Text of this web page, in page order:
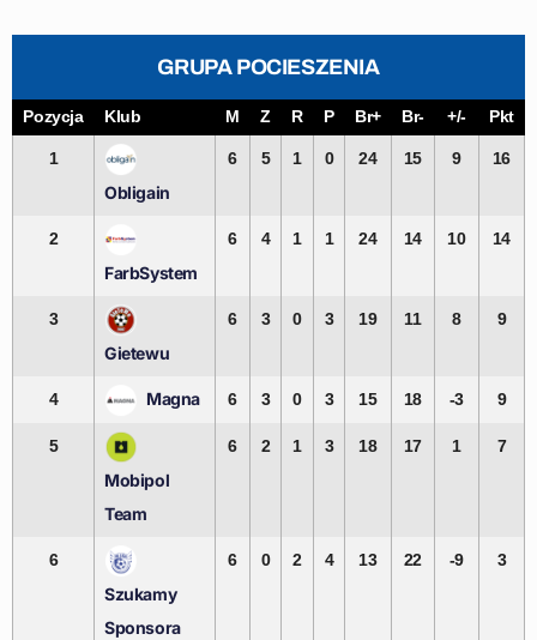
GRUPA POCIESZENIA
Pozycja Klub M Z R P Br+ Br- +/- Pkt
1
Obligain
6 5 1 0 24 15 9 16
2
FarbSystem
6 4 1 1 24 14 10 14
3
Gietewu
6 3 0 3 19 11 8 9
4 Magna 6 3 0 3 15 18 -3 9
5
Mobipol
Team
6 2 1 3 18 17 1 7
6
Szukamy
Sponsora
6 0 2 4 13 22 -9 3